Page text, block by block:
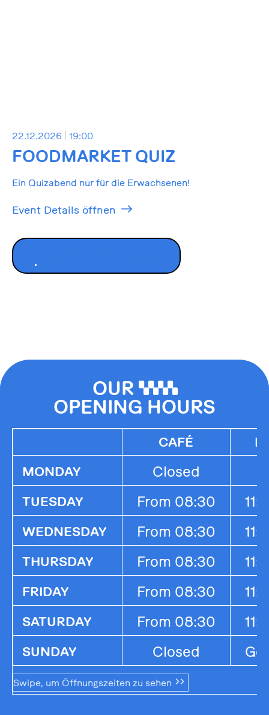
22.12.2026 19:00
FOODMARKET QUIZ
Ein Quizabend nur für die Erwachsenen!
Event Details öffnen
OUR 0000
OPENING HOURS
CAFÉ
MONDAY Closed
TUESDAY From 08:30
WEDNESDAY From 08:30
THURSDAY From 08:30
FRIDAY From 08:30
SATURDAY From 08:30
SUNDAY Closed
Swipe, um Öffnungszeiten zu sehen